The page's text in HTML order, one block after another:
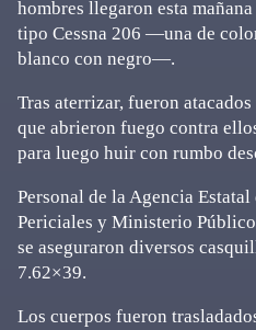
hombres llegaron esta
tipo Cessna 206 —una de
blanco con negro—.
Tras aterrizar, fueron
que abrieron fuego contra
para luego huir con rumbo
Personal de la Agencia
Periciales y Ministerio
se aseguraron diversos
7.62×39.
Los cuerpos fueron